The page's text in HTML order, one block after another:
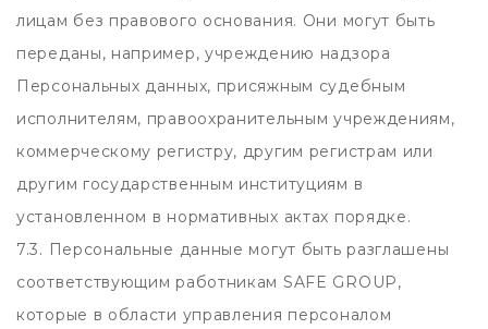
лицам без правового основания. Они могут быть
переданы, например, учреждению надзора
Персональных данных, присяжным судебным
исполнителям, правоохранительным учреждениям,
коммерческому регистру, другим регистрам или
другим государственным институциям в
установленном в нормативных актах порядке.
7.3. Персональные данные могут быть разглашены
соответствующим работникам SAFE GROUP,
которые в области управления персоналом